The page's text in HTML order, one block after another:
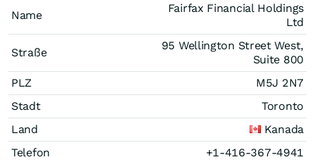
Name
Fairfax Financial Holdings
Ltd
Straße
95 Wellington Street West,
Suite 800
PLZ
M5J 2N7
Stadt
Toronto
Land
Kanada
Telefon
+1-416-367-4941